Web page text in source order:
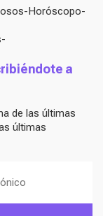
Horóscopo
a
de las últimas
últimas